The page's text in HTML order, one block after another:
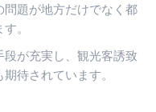
題が地方だけでなく都
。
段が充実し、観光客誘致
待されています。